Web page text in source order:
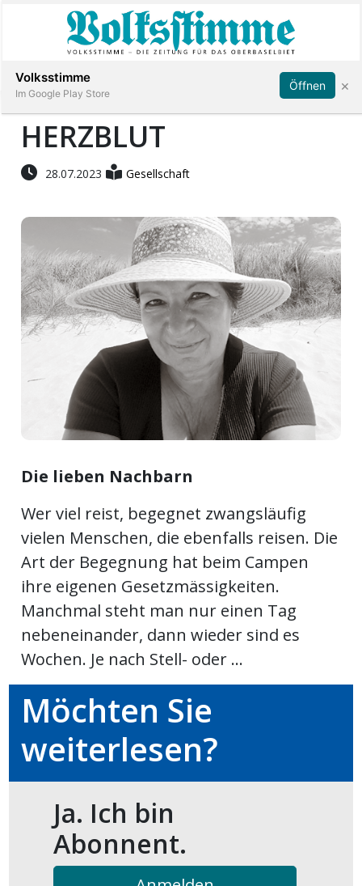
Immobilien
Stellen
E-
Paper
Fussball
Abonnieren Anmelden
HERZBLUT
28.07.2023 Gesellschaft
Die lieben Nachbarn
Wer viel reist, begegnet zwangsläufig
vielen Menschen, die ebenfalls reisen. Die
Art der Begegnung hat beim Campen
ihre eigenen Gesetzmässigkeiten.
Manchmal steht man nur einen Tag
nebeneinander, dann wieder sind es
Wochen. Je nach Stell- oder ...
Möchten Sie
weiterlesen?
Ja. Ich bin
Abonnent.
Volksstimme
Im Google Play Store
Öffnen ×